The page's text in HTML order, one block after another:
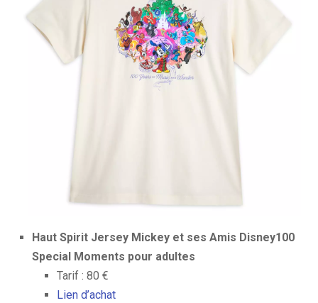
Haut Spirit Jersey Mickey et ses Amis Disney100
Special Moments pour adultes
Tarif : 80 €
Lien d’achat